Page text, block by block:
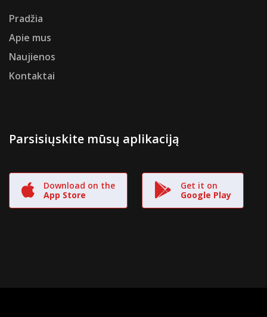
Pradžia
Apie mus
Naujienos
Kontaktai
Parsisiųskite mūsų aplikaciją
Download on the
App Store
Get it on
Google Play